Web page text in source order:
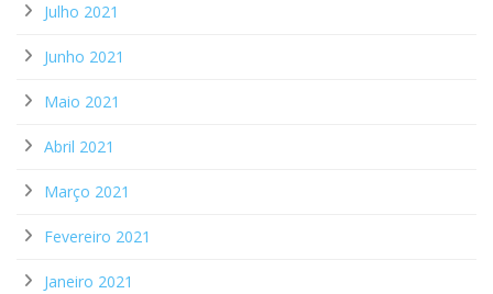
Julho 2021
Junho 2021
Maio 2021
Abril 2021
Março 2021
Fevereiro 2021
Janeiro 2021